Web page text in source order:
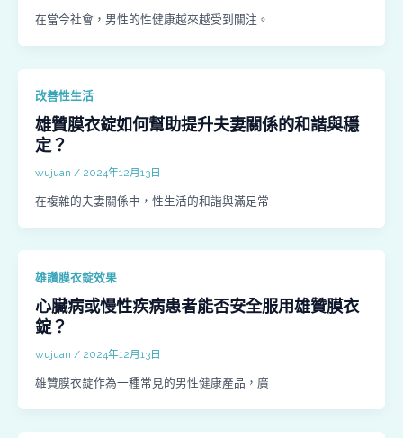
在當今社會，男性的性健康越來越受到關注。
改善性生活
雄贊膜衣錠如何幫助提升夫妻關係的和諧與穩
定？
wujuan / 2024年12月13日
在複雜的夫妻關係中，性生活的和諧與滿足常
雄讚膜衣錠效果
心臟病或慢性疾病患者能否安全服用雄贊膜衣
錠？
wujuan / 2024年12月13日
雄贊膜衣錠作為一種常見的男性健康產品，廣